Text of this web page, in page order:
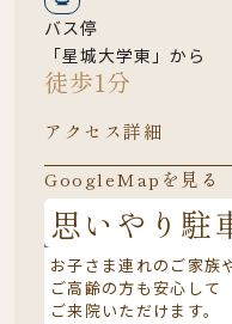
バス停
「星城大学東」から
徒歩1分
アクセス詳細
GoogleMapを見る
思いやり駐
お子さま連れのご家族
ご高齢の方も安心して
ご来院いただけます。